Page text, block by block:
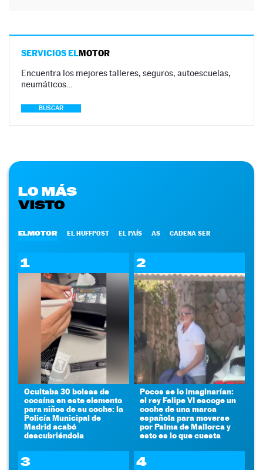
SERVICIOS ELMOTOR
Encuentra los mejores talleres, seguros, autoescuelas,
neumáticos…
BUSCAR
LO MÁS
VISTO
ELMOTOR EL HUFFPOST EL PAÍS AS CADENA SER
1
Ocultaba 30 bolsas de
cocaína en este elemento
para niños de su coche: la
Policía Municipal de
Madrid acabó
descubriéndola
2
Pocos se lo imaginarían:
el rey Felipe VI escoge un
coche de una marca
española para moverse
por Palma de Mallorca y
esto es lo que cuesta
3 4